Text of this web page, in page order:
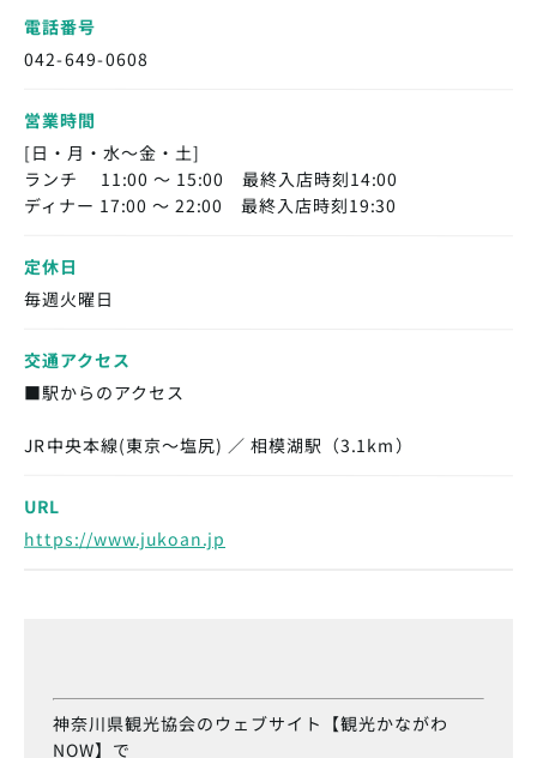
電話番号
042-649-0608
営業時間
[日・月・水〜金・土]
ランチ 11:00 〜 15:00 最終入店時刻14:00
ディナー 17:00 〜 22:00 最終入店時刻19:30
定休日
毎週火曜日
交通アクセス
■駅からのアクセス
JR中央本線(東京～塩尻) ／ 相模湖駅（3.1km）
URL
https://www.jukoan.jp
神奈川県観光協会のウェブサイト【観光かながわ
NOW】で